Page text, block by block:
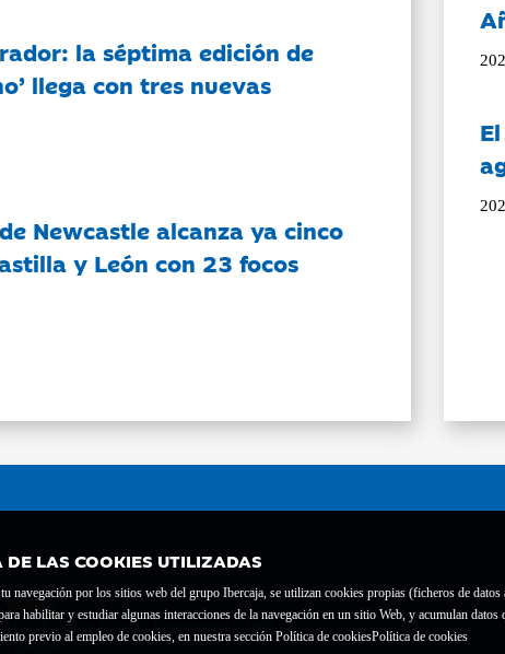
LAS COOKIES UTILIZADAS
navegación por los sitios web del grupo Ibercaja, se utilizan cookies propias (ficheros de
habilitar y estudiar algunas interacciones de la navegación en un sitio Web, y acumulan
previo al empleo de cookies, en nuestra sección Política de cookiesPolítica de cookies
la séptima edición de
llega con tres nuevas
Newcastle alcanza ya cinco
y León con 23 focos
Mº de Educación, Cultura y Deporte con el nº 1689.
Zaragoza.